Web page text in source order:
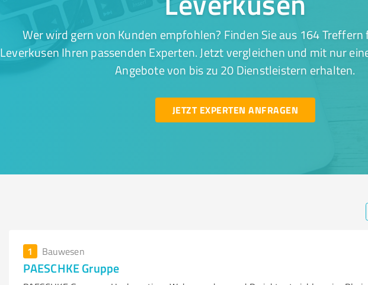
Wer wird gern von Kunden empfohlen? Finden Sie aus 164 Treffern
Leverkusen Ihren passenden Experten. Jetzt vergleichen und mit nur
Angebote von bis zu 20 Dienstleistern erhalten.
JETZT EXPERTEN ANFRAGEN
1 Bauwesen
PAESCHKE Gruppe